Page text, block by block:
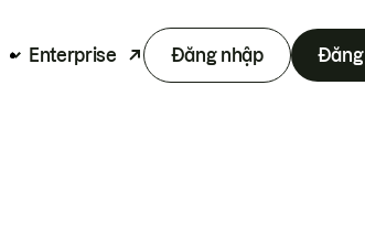
Enterprise Đăng nhập